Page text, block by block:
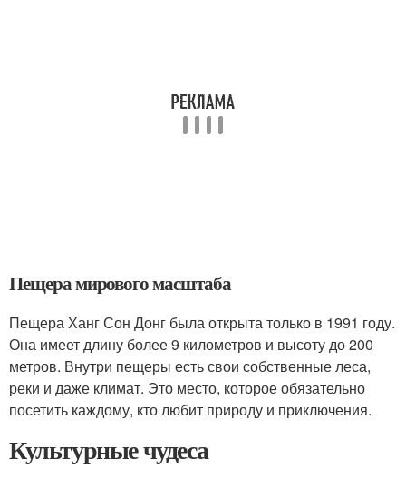
Пещера мирового масштаба
Пещера Ханг Сон Донг была открыта только в 1991 году.
Она имеет длину более 9 километров и высоту до 200
метров. Внутри пещеры есть свои собственные леса,
реки и даже климат. Это место, которое обязательно
посетить каждому, кто любит природу и приключения.
Культурные чудеса